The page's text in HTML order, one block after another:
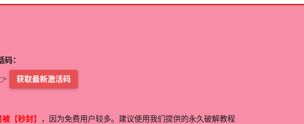
：
获取最新激活码
【秒封】 ，因为免费用户较多。建议使用我们提供的永久破解教程